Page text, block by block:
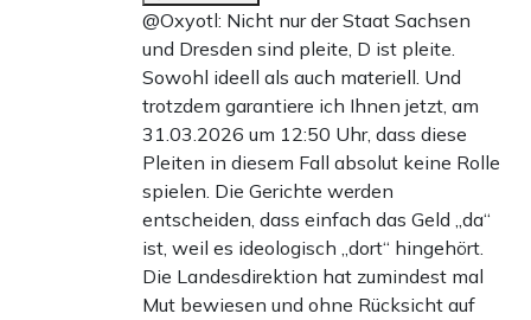
@Oxyotl: Nicht nur der Staat Sachsen
und Dresden sind pleite, D ist pleite.
Sowohl ideell als auch materiell. Und
trotzdem garantiere ich Ihnen jetzt, am
31.03.2026 um 12:50 Uhr, dass diese
Pleiten in diesem Fall absolut keine Rolle
spielen. Die Gerichte werden
entscheiden, dass einfach das Geld „da“
ist, weil es ideologisch „dort“ hingehört.
Die Landesdirektion hat zumindest mal
Mut bewiesen und ohne Rücksicht auf